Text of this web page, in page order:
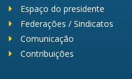
Espaço do presidente
Federações / Sindicatos
Comunicação
Contribuições